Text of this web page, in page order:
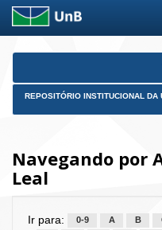
Skip
REPOSITÓRIO INSTITUCIONAL DA
Navegando por
Leal
Ir para: 0-9 A B